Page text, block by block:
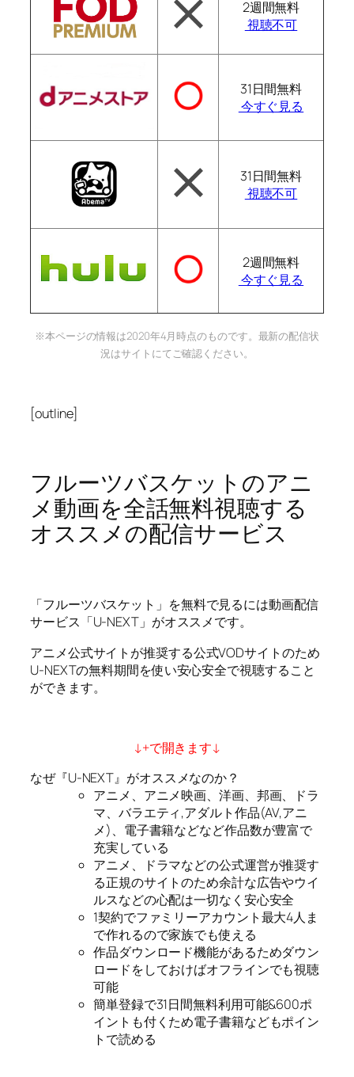
2週間無料
視聴不可
31日間無料
今すぐ見る
31日間無料
視聴不可
2週間無料
今すぐ見る
※本ページの情報は2020年4月時点のものです。最新の配信状
況はサイトにてご確認ください。
[outline]
フルーツバスケットのアニ
メ動画を全話無料視聴する
オススメの配信サービス
「フルーツバスケット」を無料で見るには動画配信
サービス「U-NEXT」がオススメです。
アニメ公式サイトが推奨する公式VODサイトのため
U-NEXTの無料期間を使い安心安全で視聴すること
ができます。
↓+で開きます↓
なぜ『U-NEXT』がオススメなのか？
アニメ、アニメ映画、洋画、邦画、ドラ
マ、バラエティ,アダルト作品(AV,アニ
メ)、電子書籍などなど作品数が豊富で
充実している
アニメ、ドラマなどの公式運営が推奨す
る正規のサイトのため余計な広告やウイ
ルスなどの心配は一切なく安心安全
1契約でファミリーアカウント最大4人ま
で作れるので家族でも使える
作品ダウンロード機能があるためダウン
ロードをしておけばオフラインでも視聴
可能
簡単登録で31日間無料利用可能&600ポ
イントも付くため電子書籍などもポイン
トで読める